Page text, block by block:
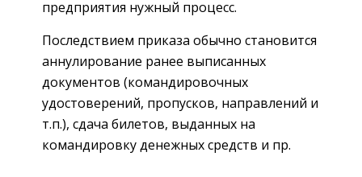
предприятия нужный процесс.
Последствием приказа обычно становится
аннулирование ранее выписанных
документов (командировочных
удостоверений, пропусков, направлений и
т.п.), сдача билетов, выданных на
командировку денежных средств и пр.